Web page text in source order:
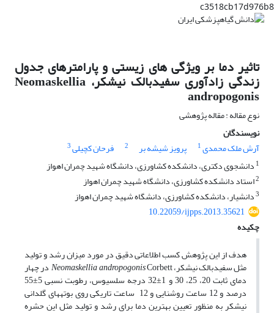
c3518cb17d976b8
تاثیر دما بر ویژگی های زیستی و پارامترهای جدول
زندگی زادآوری سفیدبالک نیشکر، Neomaskellia
andropogonis
نوع مقاله : مقاله پژوهشی
نویسندگان
آرش ملک محمدی1 پرویز شیشه بر 2 فرحان کچیلی3
1 دانشجوی دکتری، دانشکده کشاورزی، دانشگاه شهید چمران اهواز
2استاد دانشکده کشاورزی، دانشگاه شهید چمران اهواز
3دانشیار، دانشکده کشاورزی، دانشگاه شهید چمران اهواز
10.22059/ijpps.2013.35621
چکیده
هدف از این پژوهش کسب اطلاعاتی دقیق در مورد میزان رشد و تولید
مثل سفیدبالک نیشکر، Neomaskellia andropogonisCorbett در چهار
دمای ثابت 20، 25، 30 و 1±32 درجه سلسیوس، رطوبت نسبی 5±55
درصد و 12 ساعت روشنایی و 12 ساعت تاریکی روی بوته­های گلدانی
نیشکر به منظور تعیین بهترین دما برای رشد و تولید مثل این حشره